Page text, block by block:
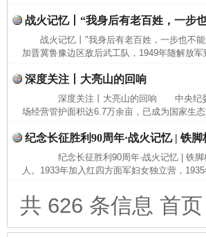
战火记忆丨“我身后有老百姓，一步
战火记忆丨"我身后有老百姓，一步也
加晋冀鲁豫边区敌后武工队，1949年随解放
深度关注丨大亮山的回响
深度关注丨大亮山的回响 中央纪
场经营管护面积达6.7万余亩，已成为国家生
纪念长征胜利90周年·战火记忆 | 铁
纪念长征胜利90周年·战火记忆 | 铁
人。1933年加入红四方面军妇女独立营，
共 626 条信息 首页